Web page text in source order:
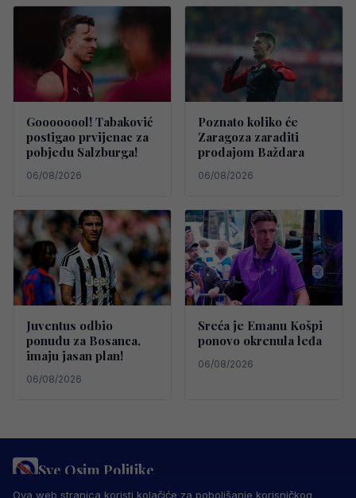
Goooooool! Tabaković
postigao prvijenac za
pobjedu Salzburga!
06/08/2026
Poznato koliko će
Zaragoza zaraditi
prodajom Baždara
06/08/2026
Juventus odbio
ponudu za Bosanca,
imaju jasan plan!
06/08/2026
Sreća je Emanu Košpi
ponovo okrenula leđa
06/08/2026
Sve Osim Politike
PRAVILA PRIVATNOSTIMARKETING USLOVI KORIŠTENJA
Ova web stranica koristi kolačiće za poboljšanje korisničkog